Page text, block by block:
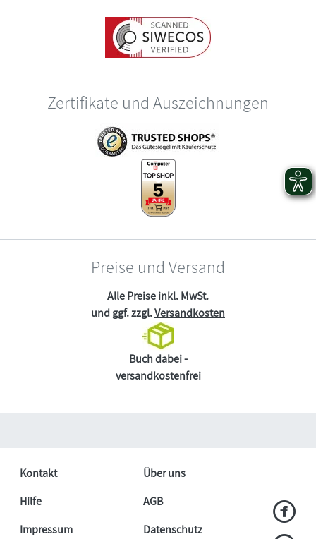
Zertifikate und Auszeichnungen
Preise und Versand
Alle Preise inkl. MwSt.
und ggf. zzgl.Versandkosten
Buch dabei -
versandkostenfrei
Kontakt
Über uns
Hilfe
AGB
Impressum
Datenschutz